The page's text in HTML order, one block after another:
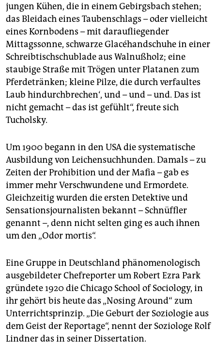
jungen Kühen, die in einem Gebirgsbach stehen;
das Bleidach eines Taubenschlags – oder vielleicht
eines Kornbodens – mit daraufliegender
Mittagssonne, schwarze Glacéhandschuhe in einer
Schreibtischschublade aus Walnußholz; eine
staubige Straße mit Trögen unter Platanen zum
Pferdetränken; kleine Pilze, die durch verfaultes
Laub hindurchbrechen‘, und – und – und. Das ist
nicht gemacht – das ist gefühlt“, freute sich
Tucholsky.
Um 1900 begann in den USA die systematische
Ausbildung von Leichensuchhunden. Damals – zu
Zeiten der Prohibition und der Mafia – gab es
immer mehr Verschwundene und Ermordete.
Gleichzeitig wurden die ersten Detektive und
Sensationsjournalisten bekannt – Schnüffler
genannt –, denn nicht selten ging es auch ihnen
um den „Odor mortis“.
Eine Gruppe in Deutschland phänomenologisch
ausgebildeter Chefreporter um Robert Ezra Park
gründete 1920 die Chicago School of Sociology, in
ihr gehört bis heute das „Nosing Around“ zum
Unterrichtsprinzip. „Die Geburt der Soziologie aus
dem Geist der Reportage“, nennt der Soziologe Rolf
Lindner das in seiner Dissertation.